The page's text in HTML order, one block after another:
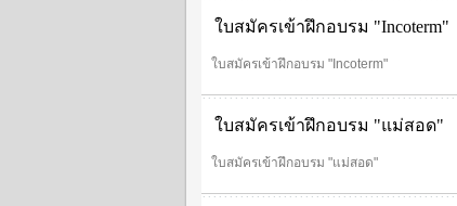
ใบสมัครเข้าฝึกอบรม "Incoterm"
ใบสมัครเข้าฝึกอบรม "Incoterm"
ใบสมัครเข้าฝึกอบรม "แม่สอด"
ใบสมัครเข้าฝึกอบรม "แม่สอด"